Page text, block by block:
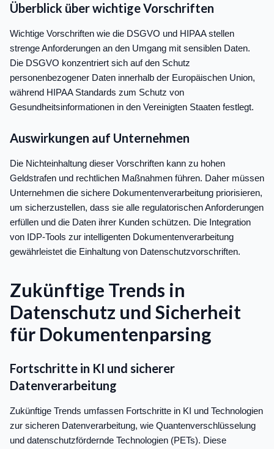
Überblick über wichtige Vorschriften
Wichtige Vorschriften wie die DSGVO und HIPAA stellen
strenge Anforderungen an den Umgang mit sensiblen Daten.
Die DSGVO konzentriert sich auf den Schutz
personenbezogener Daten innerhalb der Europäischen Union,
während HIPAA Standards zum Schutz von
Gesundheitsinformationen in den Vereinigten Staaten festlegt.
Auswirkungen auf Unternehmen
Die Nichteinhaltung dieser Vorschriften kann zu hohen
Geldstrafen und rechtlichen Maßnahmen führen. Daher müssen
Unternehmen die sichere Dokumentenverarbeitung priorisieren,
um sicherzustellen, dass sie alle regulatorischen Anforderungen
erfüllen und die Daten ihrer Kunden schützen. Die Integration
von IDP-Tools zur intelligenten Dokumentenverarbeitung
gewährleistet die Einhaltung von Datenschutzvorschriften.
Zukünftige Trends in
Datenschutz und Sicherheit
für Dokumentenparsing
Fortschritte in KI und sicherer
Datenverarbeitung
Zukünftige Trends umfassen Fortschritte in KI und Technologien
zur sicheren Datenverarbeitung, wie Quantenverschlüsselung
und datenschutzfördernde Technologien (PETs). Diese